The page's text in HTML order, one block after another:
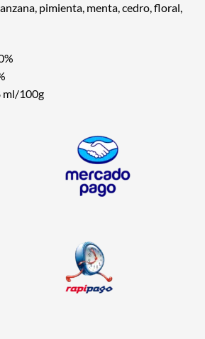
pimienta, menta, cedro, floral,
ml/100g